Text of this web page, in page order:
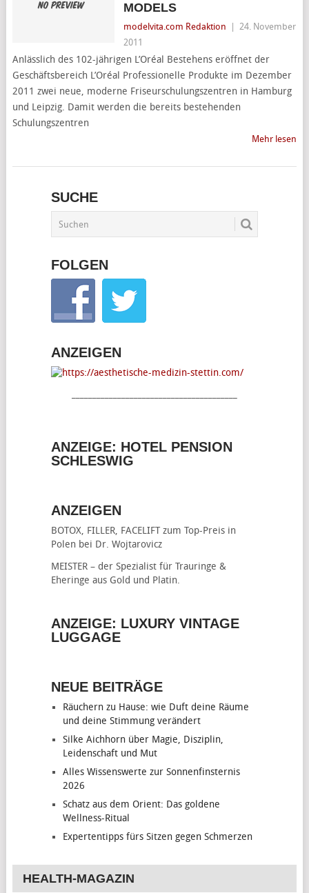
MODELS
modelvita.com Redaktion
24. November
2011
Anlässlich des 102-jährigen L’Oréal Bestehens eröffnet der
Geschäftsbereich L’Oréal Professionelle Produkte im Dezember
2011 zwei neue, moderne Friseurschulungszentren in Hamburg
und Leipzig. Damit werden die bereits bestehenden
Schulungszentren
Mehr lesen
SUCHE
FOLGEN
ANZEIGEN
ANZEIGE: HOTEL PENSION
SCHLESWIG
ANZEIGEN
BOTOX, FILLER, FACELIFTzum Top-Preis in
Polen bei Dr. Wojtarovicz
MEISTER – der Spezialist für Trauringe &
Eheringe aus Gold und Platin.
ANZEIGE: LUXURY VINTAGE
LUGGAGE
NEUE BEITRÄGE
Räuchern zu Hause: wie Duft deine Räume
und deine Stimmung verändert
Silke Aichhorn über Magie, Disziplin,
Leidenschaft und Mut
Alles Wissenswerte zur Sonnenfinsternis
2026
Schatz aus dem Orient: Das goldene
Wellness-Ritual
Expertentipps fürs Sitzen gegen Schmerzen
HEALTH-MAGAZIN